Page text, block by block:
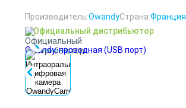
Производитель:OwandyСтрана:Франция
Официальный дистрибьютор